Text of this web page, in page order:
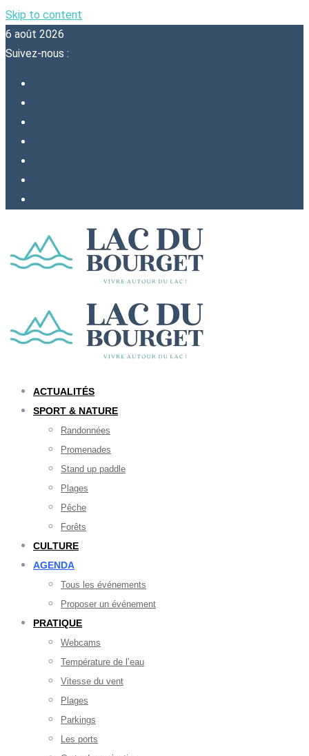
Skip to content
6 août 2026
Suivez-nous :
ACTUALITÉS
SPORT & NATURE
Randonnées
Promenades
Stand up paddle
Plages
Pêche
Forêts
CULTURE
AGENDA
Tous les événements
Proposer un événement
PRATIQUE
Webcams
Température de l’eau
Vitesse du vent
Plages
Parkings
Les ports